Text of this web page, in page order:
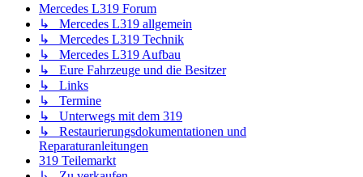
Mercedes L319 Forum
↳ Mercedes L319 allgemein
↳ Mercedes L319 Technik
↳ Mercedes L319 Aufbau
↳ Eure Fahrzeuge und die Besitzer
↳ Links
↳ Termine
↳ Unterwegs mit dem 319
↳ Restaurierungsdokumentationen und
Reparaturanleitungen
319 Teilemarkt